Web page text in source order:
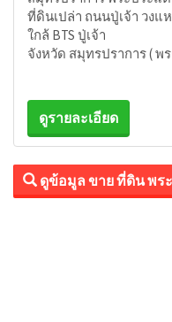
ที่ดินเปล่า ถนนปู่เจ้า วงแ
ใกล้ BTS ปู่เจ้า
จังหวัด สมุทรปราการ ( พ
ดูรายละเอียด
ดูข้อมูล ขาย ที่ดิน พร